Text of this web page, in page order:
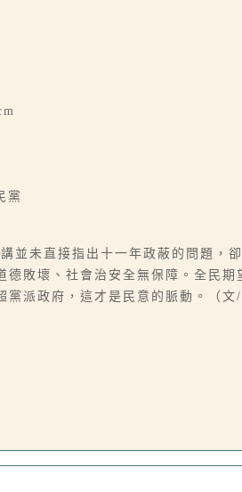
黨
並未直接指出十一年政蔽的問題，
德敗壞、社會治安全無保障。全民
黨派政府，這才是民意的脈動。（文/